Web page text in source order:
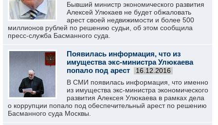
Бывший министр экономического развития
Алексей Улюкаев не будет обжаловать
арест своей недвижимости и более 500
миллионов рублей по решению судьи, об этом сообщила
пресс-служба Басманного суда.
Появилась информация, что из
имущества экс-министра Улюкаева
попало под арест
16.12.2016
В СМИ появилась информация, что именно
из имущества экс-министра экономического
развития Алексея Улюкаева в рамках дела
о коррупции попало под обеспечительный арест по решению
Басманного суда Москвы.